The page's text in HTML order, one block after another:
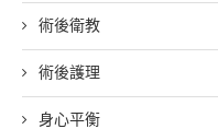
術後衛教
術後護理
身心平衡